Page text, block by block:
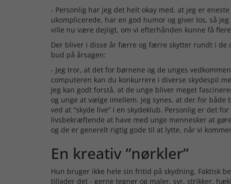
- Personlig har jeg det helt okay med, at jeg er
ukomplicerede, har en god humor og giver los, så
ville nu være dejligt, om vi efterhånden kunne få
Der bliver i disse år færre og færre skytter rundt i de
bud på årsagen:
- Jeg tror, at det for børnene og de unges
computeren kan du konkurrere i diverse skydespil
Jeg kan godt forstå, at de unge bliver meget
og unge at vælge imellem. Jeg synes, at der for
ved at ”skyde live” i en skydeklub. Personlig er det
livsbekræftende at have med unge mennesker at
og de er generelt rigtig gode til at lytte, når vi
En kreativ ”nørkler”
Hun bruger ikke hele sin fritid på skydning. Faktisk
tillader det - gerne tegner og maler, syr, strikker,